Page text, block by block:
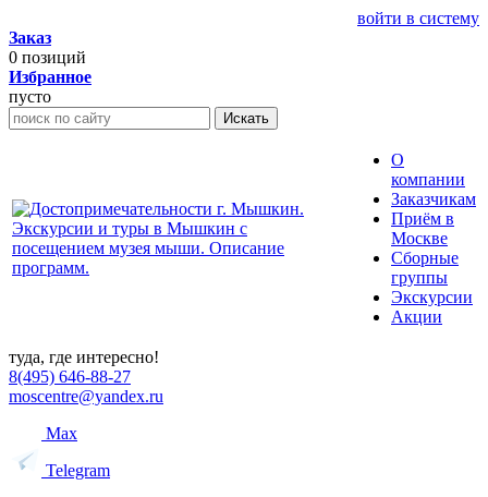
войти в систему
Заказ
0 позиций
Избранное
пусто
Искать
О
компании
Заказчикам
Приём в
Москве
Сборные
группы
Экскурсии
Акции
туда, где интересно!
8(495) 646-88-27
moscentre@yandex.ru
Max
Telegram